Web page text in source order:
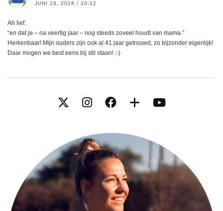
JUNI 19, 2018 / 10:12
Ah lief.
“en dat je – na veertig jaar – nog steeds zoveel houdt van mama.”
Herkenbaar! Mijn ouders zijn ook al 41 jaar getrouwd, zo bijzonder eigenlijk!
Daar mogen we best eens bij stil staan! :-)